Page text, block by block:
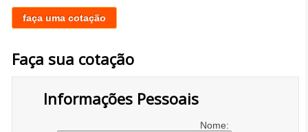
faça uma cotação
Faça sua cotação
Informações Pessoais
Nome: